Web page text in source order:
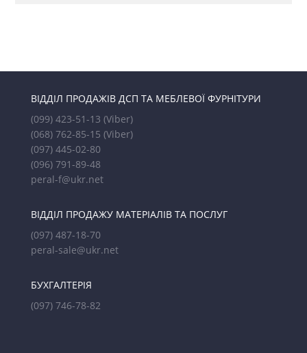
ВІДДІЛ ПРОДАЖІВ ДСП ТА МЕБЛЕВОЇ ФУРНІТУРИ
(099) 423-51-13 (Viber)
(068) 762-85-15 (Viber)
(097) 445-02-80
(096) 791-89-48
peral-f@ukr.net
ВІДДІЛ ПРОДАЖУ МАТЕРІАЛІВ ТА ПОСЛУГ
(097) 487-18-70
peral-sale@ukr.net
БУХГАЛТЕРІЯ
(097) 746-78-82